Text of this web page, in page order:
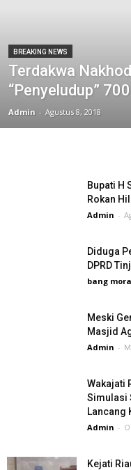
BREAKING NEWS
Terdakwa
“Penyeludup”
Admin - Agustus 8, 2018
Bupati H
Rokan
Admin -
Diduga
DPRD
bang mora
Meski
Masjid
Admin -
Wakajati
Simulasi
Lancang
Admin -
Kejati